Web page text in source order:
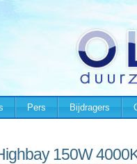
Pers Bijdragers
150W